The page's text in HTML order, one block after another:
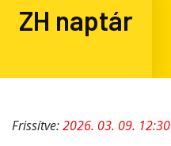
ZH naptár
Frissítve:2026. 03. 09. 12:30